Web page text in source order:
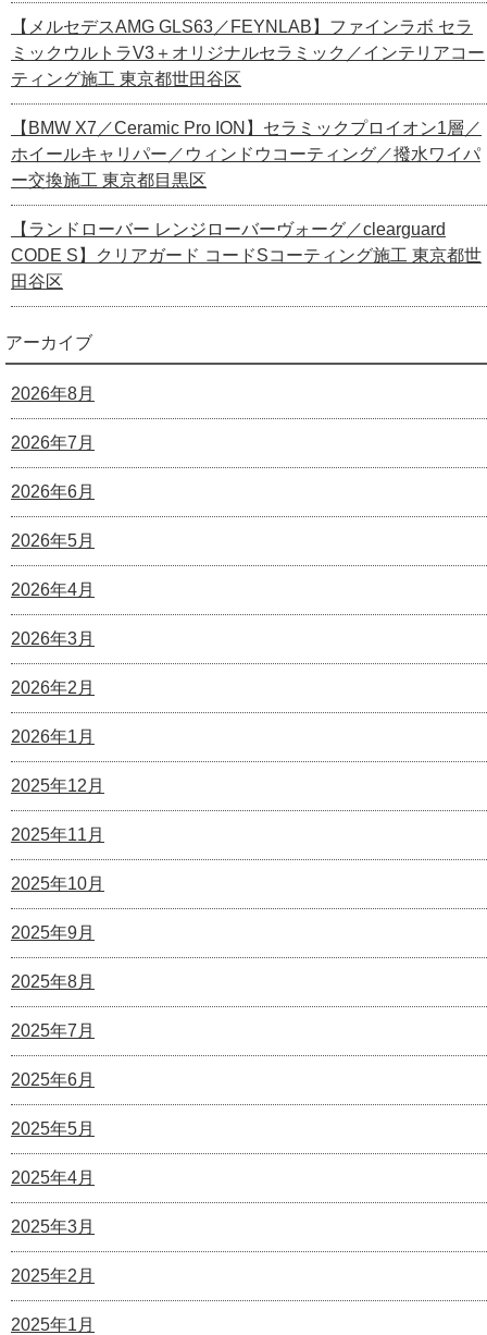
【メルセデスAMG GLS63／FEYNLAB】ファインラボ セラ
ミックウルトラV3＋オリジナルセラミック／インテリアコー
ティング施工 東京都世田谷区
【BMW X7／Ceramic Pro ION】セラミックプロイオン1層／
ホイールキャリパー／ウィンドウコーティング／撥水ワイパ
ー交換施工 東京都目黒区
【ランドローバー レンジローバーヴォーグ／clearguard
CODE S】クリアガード コードSコーティング施工 東京都世
田谷区
アーカイブ
2026年8月
2026年7月
2026年6月
2026年5月
2026年4月
2026年3月
2026年2月
2026年1月
2025年12月
2025年11月
2025年10月
2025年9月
2025年8月
2025年7月
2025年6月
2025年5月
2025年4月
2025年3月
2025年2月
2025年1月